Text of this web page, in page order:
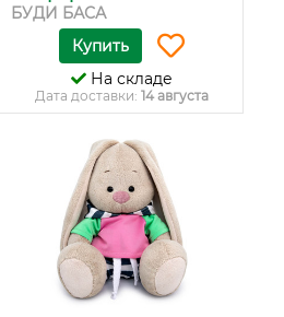
БУДИ БАСА
Купить
На складе
Дата доставки: 14 августа